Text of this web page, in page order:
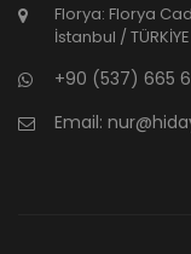
Florya: Florya
İstanbul / TÜRKİYE
+90 (537) 665
Email: